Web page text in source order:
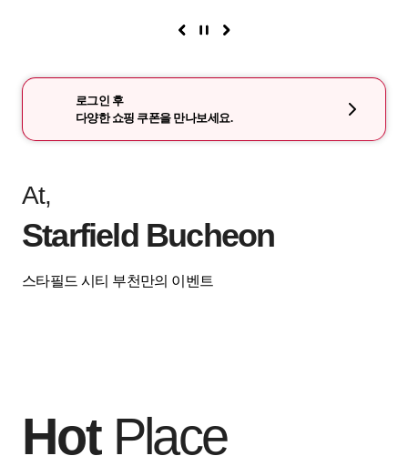
로그인 후
다양한 쇼핑 쿠폰을 만나보세요.
At,
Starfield Bucheon
스타필드 시티 부천만의 이벤트
HotPlace